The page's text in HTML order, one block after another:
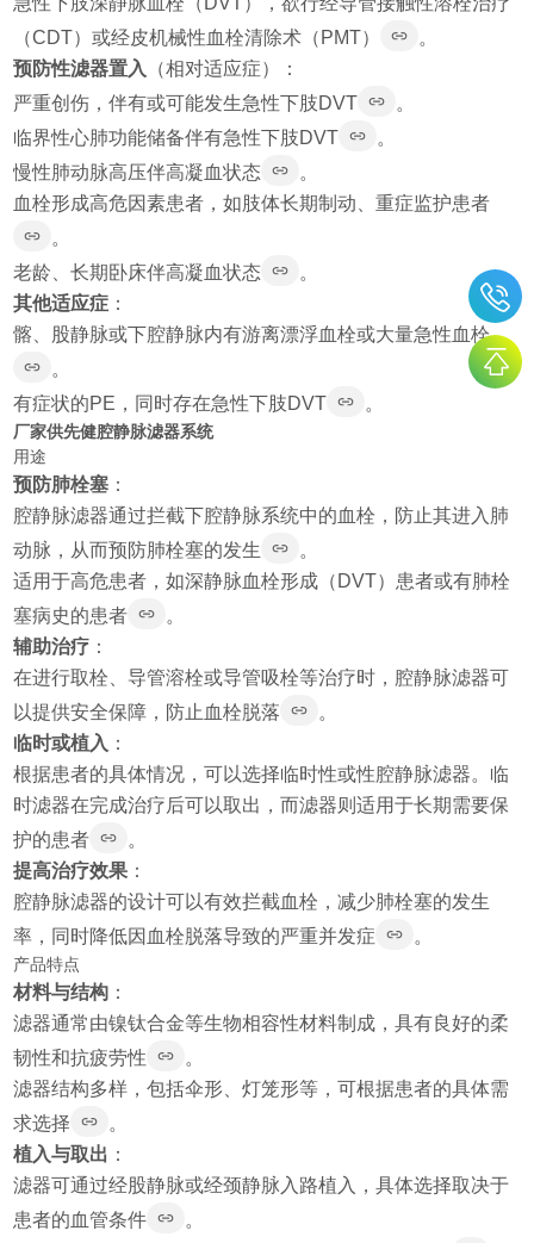
（CDT）或经皮机械性血栓清除术（PMT）
。
预防性滤器置入
（相对适应症）：
严重创伤，伴有或可能发生急性下肢DVT
。
临界性心肺功能储备伴有急性下肢DVT
。
慢性肺动脉高压伴高凝血状态
。
血栓形成高危因素患者，如肢体长期制动、重症监护患者
。
老龄、长期卧床伴高凝血状态
。
其他适应症 ：
髂、股静脉或下腔静脉内有游离漂浮血栓或大量急性血栓
。
有症状的PE，同时存在急性下肢DVT
。
厂家供先健腔静脉滤器系统
用途
预防肺栓塞 ：
腔静脉滤器通过拦截下腔静脉系统中的血栓，防止其进入肺
动脉，从而预防肺栓塞的发生
。
适用于高危患者，如深静脉血栓形成（DVT）患者或有肺栓
塞病史的患者
。
辅助治疗 ：
在进行取栓、导管溶栓或导管吸栓等治疗时，腔静脉滤器可
以提供安全保障，防止血栓脱落
。
临时或植入 ：
根据患者的具体情况，可以选择临时性或性腔静脉滤器。临
时滤器在完成治疗后可以取出，而滤器则适用于长期需要保
护的患者
。
提高治疗效果 ：
腔静脉滤器的设计可以有效拦截血栓，减少肺栓塞的发生
率，同时降低因血栓脱落导致的严重并发症
。
产品特点
材料与结构 ：
滤器通常由镍钛合金等生物相容性材料制成，具有良好的柔
韧性和抗疲劳性
。
滤器结构多样，包括伞形、灯笼形等，可根据患者的具体需
求选择
。
植入与取出 ：
滤器可通过经股静脉或经颈静脉入路植入，具体选择取决于
患者的血管条件
。